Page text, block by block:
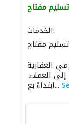
مفتاح
الخدمات:
مفتاح
العقارية
العملاء.
ابتداءً بع...